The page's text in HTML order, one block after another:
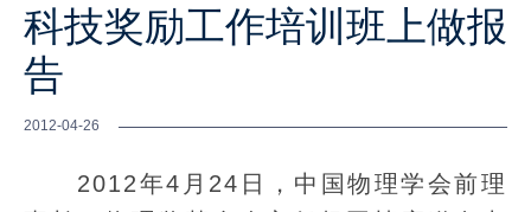
科技奖励工作培训班上做报
告
2012-04-26
2012年4月24日，中国物理学会前理